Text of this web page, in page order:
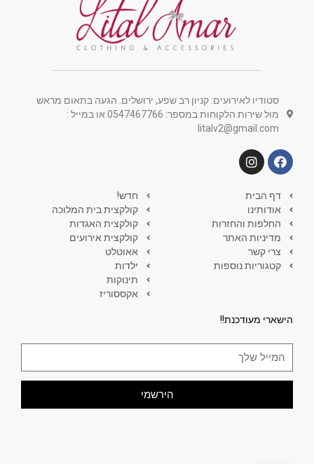
סטודיו לאירועים: קניון רב שפע, ירושלים. הגעה בתאום מראש
מול שירות הלקוחות במספר: 0547467766 או במייל :
litalv2@gmail.com
דף הבית
אודותינו
החלפות והחזרות
מדיניות האתר
צרי קשר
קטגוריות נוספות
חדש!
קולקצית בית המלוכה
קולקצית האגדות
קולקצית אירועים
אאוטלט
ילדות
תינוקות
אקססוריז
הישארי מעודכנת!!
הירשמי